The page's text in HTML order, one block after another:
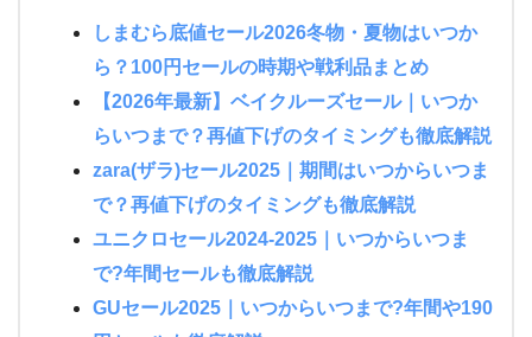
しまむら底値セール2026冬物・夏物はいつか
ら？100円セールの時期や戦利品まとめ
【2026年最新】ベイクルーズセール｜いつか
らいつまで？再値下げのタイミングも徹底解説
zara(ザラ)セール2025｜期間はいつからいつま
で？再値下げのタイミングも徹底解説
ユニクロセール2024-2025｜いつからいつま
で?年間セールも徹底解説
GUセール2025｜いつからいつまで?年間や190